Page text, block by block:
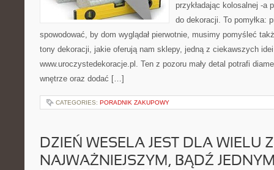
przykładając kolosalnej -a
do dekoracji. To pomyłka:
spowodować, by dom wyglądał pierwotnie, musimy pomyśleć
tony dekoracji, jakie oferują nam sklepy, jedną z ciekawszych
www.uroczystedekoracje.pl. Ten z pozoru mały detal potrafi
wnętrze oraz dodać […]
CATEGORIES: PORADNIK ZAKUPOWY
DZIEŃ WESELA JEST DLA WIELU
NAJWAŻNIEJSZYM, BĄDŹ